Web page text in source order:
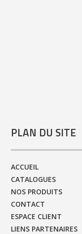
PLAN DU SITE
ACCUEIL
CATALOGUES
NOS PRODUITS
CONTACT
ESPACE CLIENT
LIENS PARTENAIRES